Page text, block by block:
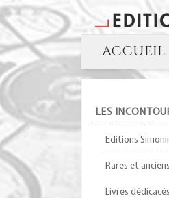
ACCUEIL
LES
Editions
Rares et anciens
Livres dédicacés